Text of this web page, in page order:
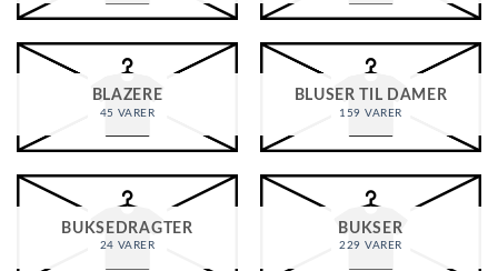
BLAZERE
45 VARER
BLUSER TIL DAMER
159 VARER
BUKSEDRAGTER
24 VARER
BUKSER
229 VARER